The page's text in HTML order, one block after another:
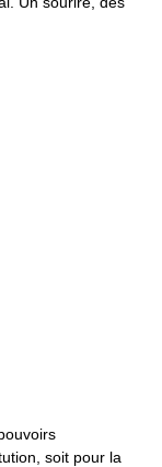
soit pour la